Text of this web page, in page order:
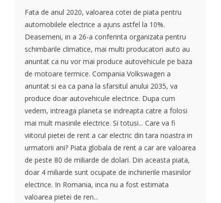
Fata de anul 2020, valoarea cotei de piata pentru
automobilele electrice a ajuns astfel la 10%.
Deasemeni, in a 26-a conferinta organizata pentru
schimbarile climatice, mai multi producatori auto au
anuntat ca nu vor mai produce autovehicule pe baza
de motoare termice. Compania Volkswagen a
anuntat si ea ca pana la sfarsitul anului 2035, va
produce doar autovehicule electrice. Dupa cum
vedem, intreaga planeta se indreapta catre a folosi
mai mult masinile electrice. Si totusi... Care va fi
viitorul pietei de rent a car electric din tara noastra in
urmatorii ani? Piata globala de rent a car are valoarea
de peste 80 de miliarde de dolari. Din aceasta piata,
doar 4 miliarde sunt ocupate de inchirierile masinilor
electrice. In Romania, inca nu a fost estimata
valoarea pietei de ren...